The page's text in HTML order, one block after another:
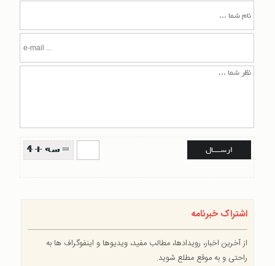
اشتراک خبرنامه
از آخرین اخبار، رویدادها، مطالب مفید، ویدیوها و اینفوگراف ها به
راحتی و به موقع مطلع شوید.